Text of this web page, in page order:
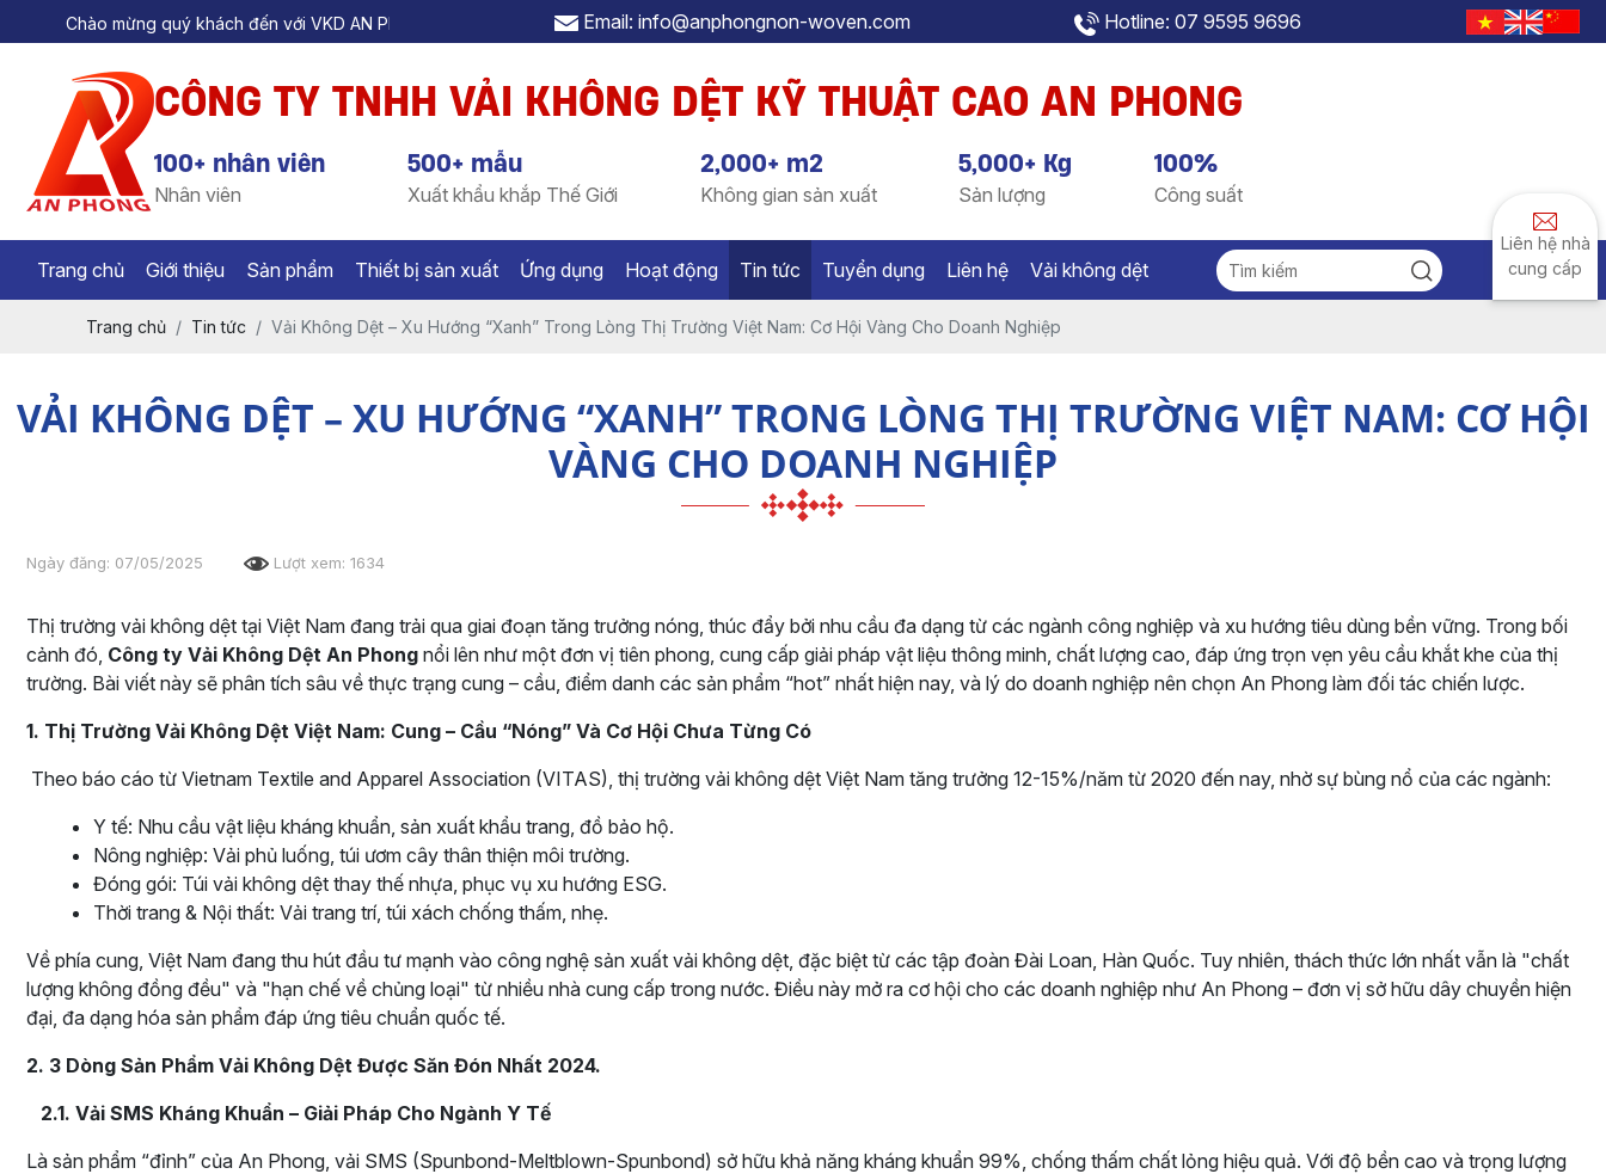
quý khách đến với VKD AN Phong Email: info@anphongnon-woven.com Hotline: 07 9595 9696
CÔNG TY TNHH VẢI KHÔNG DỆT KỸ THUẬT CAO AN PHONG
100+ nhân viên
Nhân viên
500+ mẫu
Xuất khẩu khắp Thế Giới
2,000+ m2
Không gian sản xuất
5,000+ Kg
Sản lượng
100%
Công suất
Trang chủ Giới thiệu Sản phẩm Thiết bị sản xuất Ứng dụng Hoạt động Tin tức Tuyển dụng Liên hệ Vải không dệt
Liên hệ nhà
cung cấp
Trang chủ Tin tức Vải Không Dệt – Xu Hướng “Xanh” Trong Lòng Thị Trường Việt Nam: Cơ Hội Vàng Cho Doanh Nghiệp
VẢI KHÔNG DỆT – XU HƯỚNG “XANH” TRONG LÒNG THỊ TRƯỜNG VIỆT NAM: CƠ HỘI
VÀNG CHO DOANH NGHIỆP
Ngày đăng: 07/05/2025 Lượt xem: 1634
Thị trường vải không dệt tại Việt Nam đang trải qua giai đoạn tăng trưởng nóng, thúc đẩy bởi nhu cầu đa dạng từ các ngành công nghiệp và xu hướng tiêu dùng bền vững. Trong bối
cảnh đó, Công ty Vải Không Dệt An Phong nổi lên như một đơn vị tiên phong, cung cấp giải pháp vật liệu thông minh, chất lượng cao, đáp ứng trọn vẹn yêu cầu khắt khe của thị
trường. Bài viết này sẽ phân tích sâu về thực trạng cung – cầu, điểm danh các sản phẩm “hot” nhất hiện nay, và lý do doanh nghiệp nên chọn An Phong làm đối tác chiến lược.
1. Thị Trường Vải Không Dệt Việt Nam: Cung – Cầu “Nóng” Và Cơ Hội Chưa Từng Có
Theo báo cáo từ Vietnam Textile and Apparel Association (VITAS), thị trường vải không dệt Việt Nam tăng trưởng 12-15%/năm từ 2020 đến nay, nhờ sự bùng nổ của các ngành:
Y tế: Nhu cầu vật liệu kháng khuẩn, sản xuất khẩu trang, đồ bảo hộ.
Nông nghiệp: Vải phủ luống, túi ươm cây thân thiện môi trường.
Đóng gói: Túi vải không dệt thay thế nhựa, phục vụ xu hướng ESG.
Thời trang & Nội thất: Vải trang trí, túi xách chống thấm, nhẹ.
Về phía cung, Việt Nam đang thu hút đầu tư mạnh vào công nghệ sản xuất vải không dệt, đặc biệt từ các tập đoàn Đài Loan, Hàn Quốc. Tuy nhiên, thách thức lớn nhất vẫn là "chất
lượng không đồng đều" và "hạn chế về chủng loại" từ nhiều nhà cung cấp trong nước. Điều này mở ra cơ hội cho các doanh nghiệp như An Phong – đơn vị sở hữu dây chuyền hiện
đại, đa dạng hóa sản phẩm đáp ứng tiêu chuẩn quốc tế.
2. 3 Dòng Sản Phẩm Vải Không Dệt Được Săn Đón Nhất 2024.
2.1. Vải SMS Kháng Khuẩn – Giải Pháp Cho Ngành Y Tế
Là sản phẩm “đỉnh” của An Phong, vải SMS (Spunbond-Meltblown-Spunbond) sở hữu khả năng kháng khuẩn 99%, chống thấm chất lỏng hiệu quả. Với độ bền cao và trọng lượng